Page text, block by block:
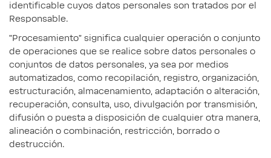
identificable cuyos datos personales son tratados por el
Responsable.
"Procesamiento" significa cualquier operación o conjunto
de operaciones que se realice sobre datos personales o
conjuntos de datos personales, ya sea por medios
automatizados, como recopilación, registro, organización,
estructuración, almacenamiento, adaptación o alteración,
recuperación, consulta, uso, divulgación por transmisión,
difusión o puesta a disposición de cualquier otra manera,
alineación o combinación, restricción, borrado o
destrucción.